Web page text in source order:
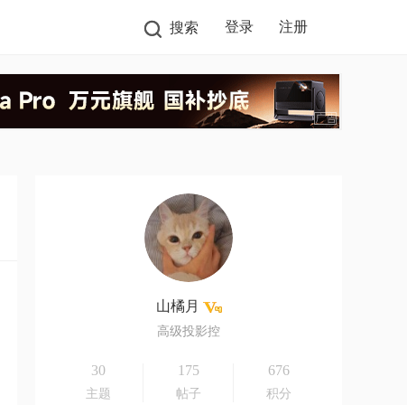
搜索 登录 注册
山橘月
高级投影控
30
主题
175
帖子
676
积分